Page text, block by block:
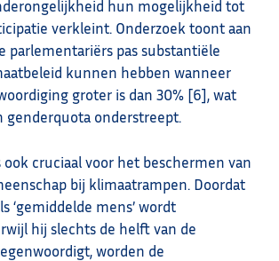
hun mogelijkheid tot
verkleint. Onderzoek toont aan
parlementariërs pas substantiële
kunnen hebben wanneer
groter is dan 30% [6], wat
genderquota onderstreept.
ook cruciaal voor het beschermen van
bij klimaatrampen. Doordat
‘gemiddelde mens’ wordt
hij slechts de helft van de
worden de